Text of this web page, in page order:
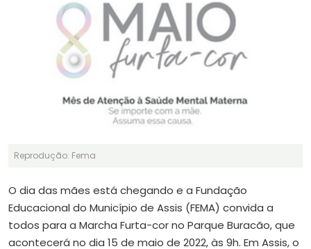
Reprodução: Fema
O dia das mães está chegando e a Fundação
Educacional do Município de Assis (FEMA) convida a
todos para a Marcha Furta-cor no Parque Buracão, que
acontecerá no dia 15 de maio de 2022, às 9h. Em Assis, o